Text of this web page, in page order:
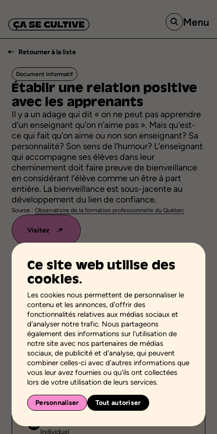
Ce site web utilise des
cookies.
Les cookies nous permettent de personnaliser le
contenu et les annonces, d'offrir des
fonctionnalités relatives aux médias sociaux et
d'analyser notre trafic. Nous partageons
également des informations sur l'utilisation de
notre site avec nos partenaires de médias
sociaux, de publicité et d'analyse, qui peuvent
combiner celles-ci avec d'autres informations que
vous leur avez fournies ou qu'ils ont collectées
lors de votre utilisation de leurs services.
Personnaliser Tout autoriser
Menu
Retourner à la liste
Document informatif
Établir une relation positive
avec les apprenants
Il y a un adage qui dit « on ne peut pas apprendre
d’un enseignant qu’on n’aime pas ». Mais qu’est-
ce qui fait qu’on aime ou non son enseignant? Sa
personnalité? Son sens de l’humour? L’enseignant
qui accompagne ses élèves dans leur
cheminement doit faire preuve de bienveillance
en considérant l’élève comme un être à part
entière. La bienveillance est sous-jacente au
développement du lien de confiance.
Source : Observatoire de la formation professionnelle du Québec
Visitez
Validité scientifique
Savoirs professionnels ou pratiques
Étape de la démarche
Acquérir ou transférer des connaissances
Niveaux scolaires
Formation professionnelle
Environnement
Environnement scolaire
Individuel